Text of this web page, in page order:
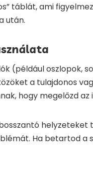
táblát, ami
után.
(például oszlopok,
a tulajdonos
hogy megelőzd
Ha betartod a